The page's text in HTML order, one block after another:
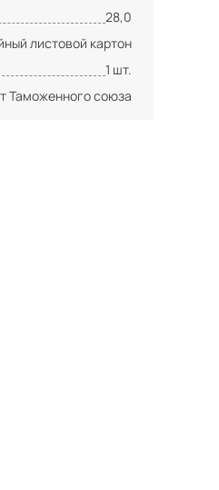
28,0
листовой картон
1 шт.
Таможенного союза